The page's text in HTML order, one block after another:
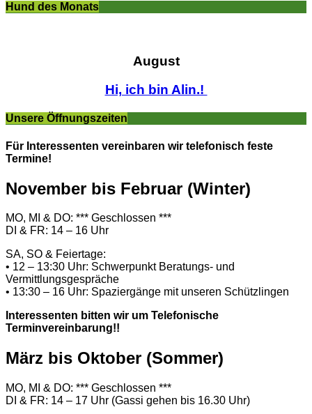
Hund des Monats
August
Hi, ich bin Alin.!
Unsere Öffnungszeiten
Für Interessenten vereinbaren wir telefonisch feste
Termine!
November bis Februar (Winter)
MO, MI & DO: *** Geschlossen ***
DI & FR: 14 – 16 Uhr
SA, SO & Feiertage:
• 12 – 13:30 Uhr: Schwerpunkt Beratungs- und
Vermittlungsgespräche
• 13:30 – 16 Uhr: Spaziergänge mit unseren Schützlingen
Interessenten bitten wir um Telefonische
Terminvereinbarung!!
März bis Oktober (Sommer)
MO, MI & DO: *** Geschlossen ***
DI & FR: 14 – 17 Uhr (Gassi gehen bis 16.30 Uhr)